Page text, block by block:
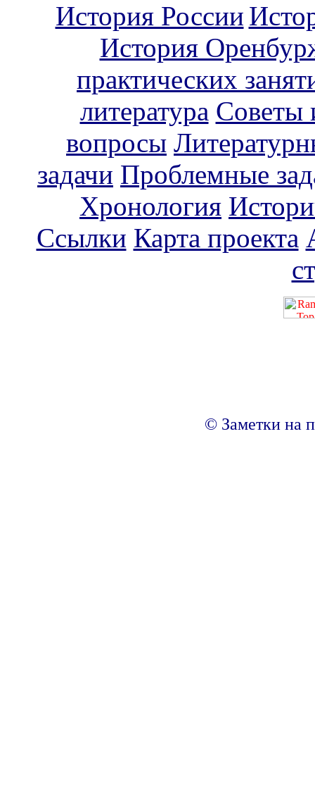
История России
История
практических
литература Советы
вопросы
задачи Проблемные
Хронология
Ссылки Карта проекта
© Заметки на